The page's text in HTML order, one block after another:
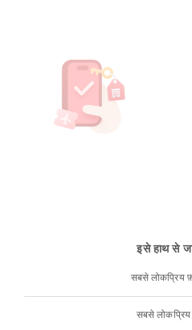
इसे हाथ से
सबसे लोकप्रिय
सबसे